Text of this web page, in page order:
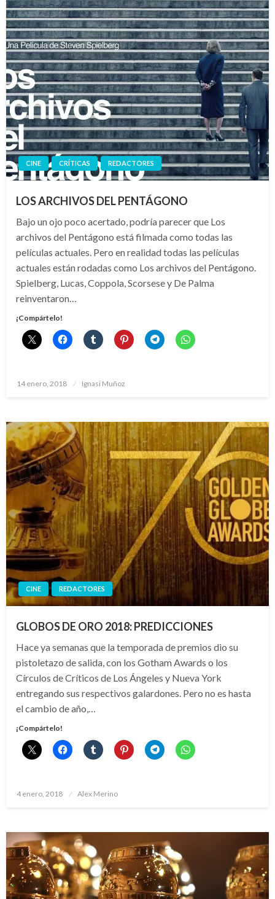
CINE CRÍTICAS REDACTORES
LOS ARCHIVOS DEL PENTÁGONO
Bajo un ojo poco acertado, podría parecer que Los
archivos del Pentágono está filmada como todas las
películas actuales. Pero en realidad todas las películas
actuales están rodadas como Los archivos del Pentágono.
Spielberg, Lucas, Coppola, Scorsese y De Palma
reinventaron…
¡Compártelo!
Publicado
14 enero, 2018 Ignasi Muñoz
CINE REDACTORES
GLOBOS DE ORO 2018: PREDICCIONES
Hace ya semanas que la temporada de premios dio su
pistoletazo de salida, con los Gotham Awards o los
Círculos de Críticos de Los Ángeles y Nueva York
entregando sus respectivos galardones. Pero no es hasta
el cambio de año,…
¡Compártelo!
Publicado
4 enero, 2018 Alex Merino